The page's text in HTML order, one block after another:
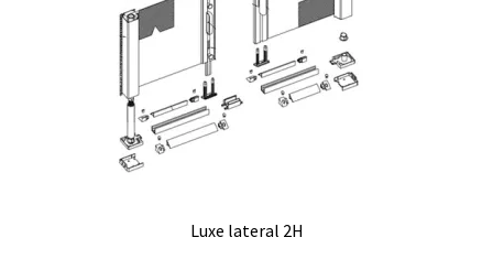
Luxe lateral 2H